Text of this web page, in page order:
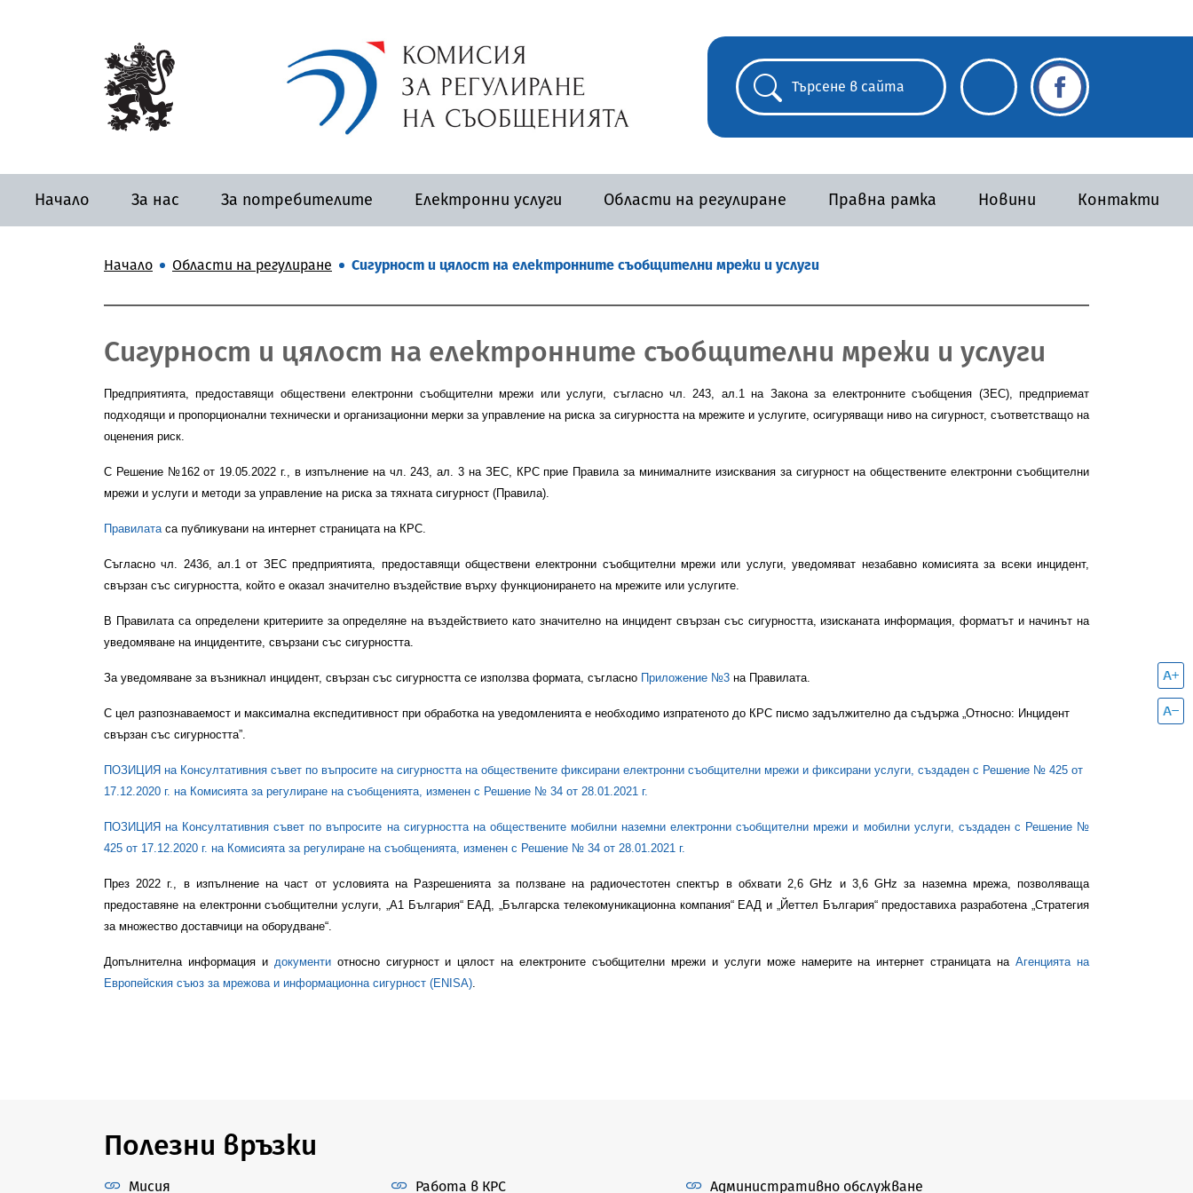
Начало За нас За потребителите Електронни услуги Области на регулиране Правна рамка Новини Контакти
Начало Области на регулиране Сигурност и цялост на електронните съобщителни мрежи и услуги
Сигурност и цялост на електронните съобщителни мрежи и услуги
Предприятията, предоставящи обществени електронни съобщителни мрежи или услуги, съгласно чл. 243, ал.1 на Закона за електронните съобщения (ЗЕС), предприемат
подходящи и пропорционални технически и организационни мерки за управление на риска за сигурността на мрежите и услугите, осигуряващи ниво на сигурност, съответстващо на
оценения риск.
С Решение №162 от 19.05.2022 г., в изпълнение на чл. 243, ал. 3 на ЗЕС, КРС прие Правила за минималните изисквания за сигурност на обществените електронни съобщителни
мрежи и услуги и методи за управление на риска за тяхната сигурност (Правила).
Правилата са публикувани на интернет страницата на КРС.
Съгласно чл. 243б, ал.1 от ЗЕС предприятията, предоставящи обществени електронни съобщителни мрежи или услуги, уведомяват незабавно комисията за всеки инцидент,
свързан със сигурността, който е оказал значително въздействие върху функционирането на мрежите или услугите.
В Правилата са определени критериите за определяне на въздействието като значително на инцидент свързан със сигурността, изисканата информация, форматът и начинът на
уведомяване на инцидентите, свързани със сигурността.
За уведомяване за възникнал инцидент, свързан със сигурността се използва формата, съгласно Приложение №3 на Правилата.
С цел разпознаваемост и максимална експедитивност при обработка на уведомленията е необходимо изпратеното до КРС писмо задължително да съдържа „Относно: Инцидент
свързан със сигурността”.
ПОЗИЦИЯ на Консултативния съвет по въпросите на сигурността на обществените фиксирани електронни съобщителни мрежи и фиксирани услуги, създаден с Решение № 425 от
17.12.2020 г. на Комисията за регулиране на съобщенията, изменен с Решение № 34 от 28.01.2021 г.
ПОЗИЦИЯ на Консултативния съвет по въпросите на сигурността на обществените мобилни наземни електронни съобщителни мрежи и мобилни услуги, създаден с Решение №
425 от 17.12.2020 г. на Комисията за регулиране на съобщенията, изменен с Решение № 34 от 28.01.2021 г.
През 2022 г., в изпълнение на част от условията на Разрешенията за ползване на радиочестотен спектър в обхвати 2,6 GHz и 3,6 GHz за наземна мрежа, позволяваща
предоставяне на електронни съобщителни услуги, „А1 България“ ЕАД, „Българска телекомуникационна компания“ ЕАД и „Йеттел България“ предоставиха разработена „Стратегия
за множество доставчици на оборудване“.
Допълнителна информация и документиотносно сигурност и цялост на електроните съобщителни мрежи и услуги може намерите на интернет страницата наАгенцията на
Европейския съюз за мрежова и информационна сигурност (ENISA)
Полезни връзки
Мисия Работа в КРС Административно обслужване